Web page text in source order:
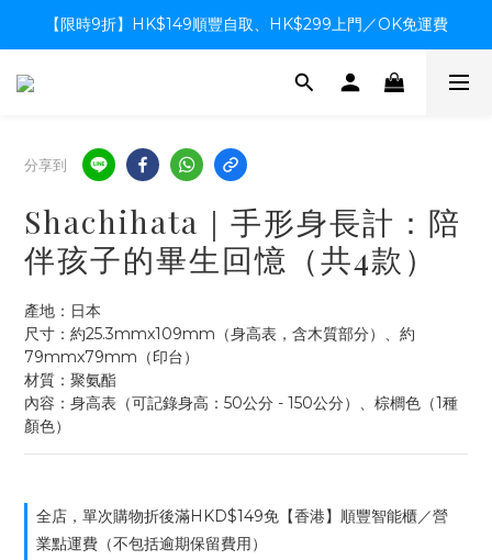
【限時9折】HK$149順豐自取、HK$299上門／OK免運費
【限時9折】HK$149順豐自取、HK$299上門／OK免運費
支付系統升級中，暫停信用卡支付至8月中，造成不便感謝諒解
分享到
Shachihata｜手形身長計：陪
伴孩子的畢生回憶（共4款）
產地：日本
尺寸：約25.3mmx109mm（身高表，含木質部分）、約
79mmx79mm（印台）
材質：聚氨酯
內容：身高表（可記錄身高：50公分 - 150公分）、棕櫚色（1種
顏色）
全店，單次購物折後滿HKD$149免【香港】順豐智能櫃／營
業點運費（不包括逾期保留費用）